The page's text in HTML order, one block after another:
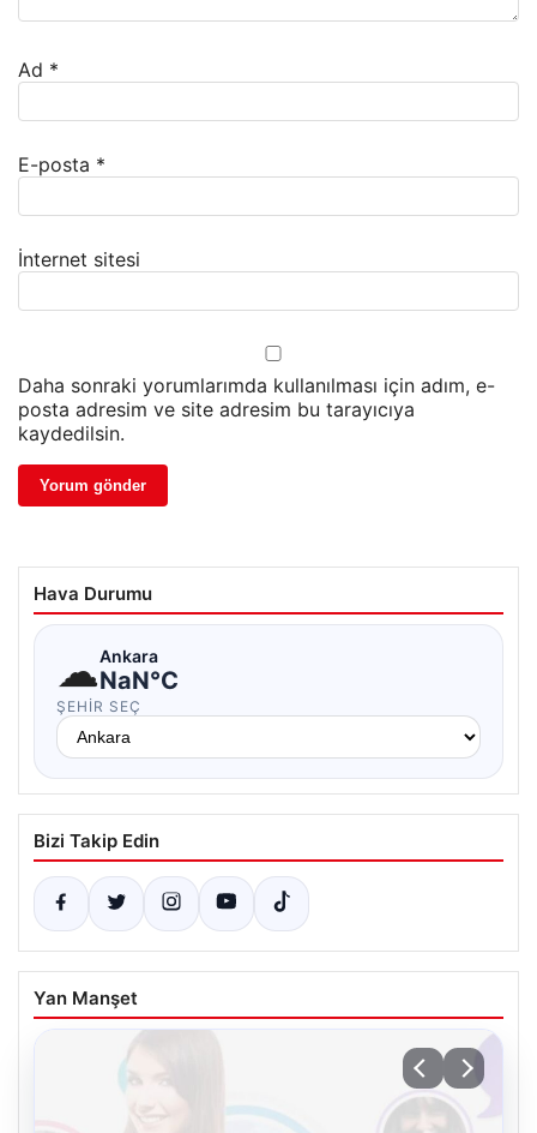
Ad *
E-posta *
İnternet sitesi
Daha sonraki yorumlarımda kullanılması için adım, e-
posta adresim ve site adresim bu tarayıcıya
kaydedilsin.
Hava Durumu
☁Ankara
NaN°C
ŞEHIR SEÇ
Bizi Takip Edin
Yan Manşet